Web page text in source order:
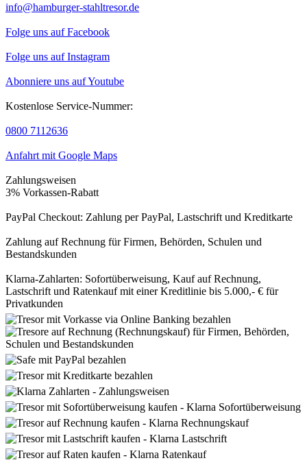
info@hamburger-stahltresor.de
Folge uns auf Facebook
Folge uns auf Instagram
Abonniere uns auf Youtube
Kostenlose Service-Nummer:
0800 7112636
Anfahrt mit Google Maps
Zahlungsweisen
3% Vorkassen-Rabatt
PayPal Checkout: Zahlung per PayPal, Lastschrift und Kreditkarte
Zahlung auf Rechnung für Firmen, Behörden, Schulen und
Bestandskunden
Klarna-Zahlarten: Sofortüberweisung, Kauf auf Rechnung,
Lastschrift und Ratenkauf mit einer Kreditlinie bis 5.000,- € für
Privatkunden